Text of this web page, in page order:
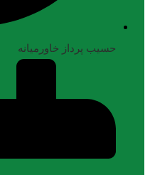
حسیب پرداز خاورمیانه